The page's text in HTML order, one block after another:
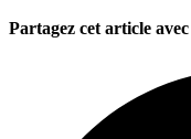
Partagez cet article